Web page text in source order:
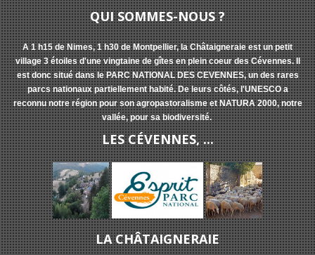
QUI SOMMES-NOUS ?
A 1 h15 de Nimes, 1 h30 de Montpellier, la Châtaigneraie est un petit
village 3 étoiles d'une vingtaine de gîtes en plein coeur des Cévennes. Il
est donc situé dans le PARC NATIONAL DES CEVENNES, un des rares
parcs nationaux partiellement habité. De leurs côtés, l'UNESCO a
reconnu notre région pour son agropastoralisme et NATURA 2000, notre
vallée, pour sa biodiversité.
LES CÉVENNES, ...
LA CHÂTAIGNERAIE